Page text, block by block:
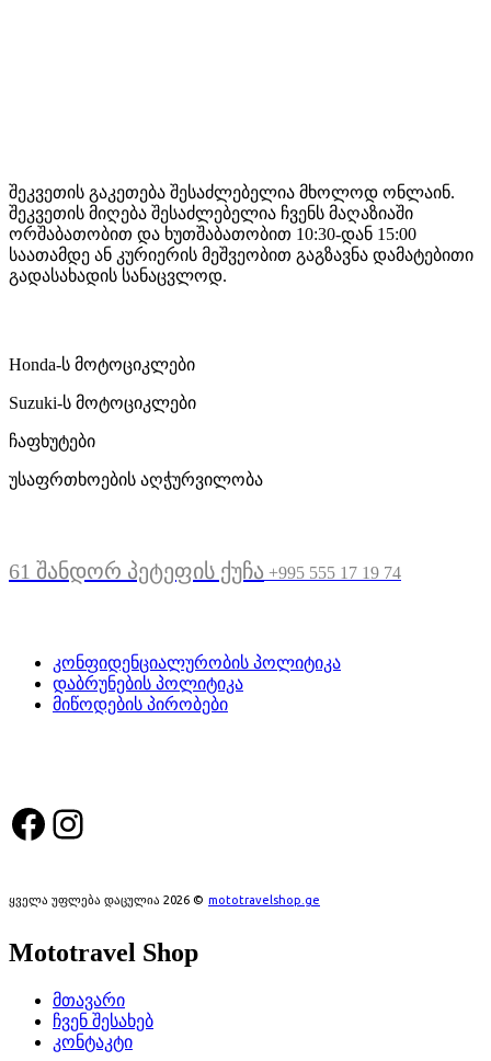
შეკვეთის გაკეთება შესაძლებელია მხოლოდ ონლაინ.
შეკვეთის მიღება შესაძლებელია ჩვენს მაღაზიაში
ორშაბათობით და ხუთშაბათობით 10:30-დან 15:00
საათამდე ან კურიერის მეშვეობით გაგზავნა დამატებითი
გადასახადის სანაცვლოდ.
Honda-ს მოტოციკლები
Suzuki-ს მოტოციკლები
ჩაფხუტები
უსაფრთხოების აღჭურვილობა
61 შანდორ პეტეფის ქუჩა +995 555 17 19 74
კონფიდენციალურობის პოლიტიკა
დაბრუნების პოლიტიკა
მიწოდების პირობები
Facebook
Instagram
ყველა უფლება დაცულია 2026 © mototravelshop.ge
Mototravel Shop
მთავარი
ჩვენ შესახებ
კონტაკტი